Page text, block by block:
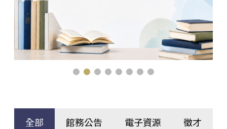
全部 館務公告 電子資源 徵才